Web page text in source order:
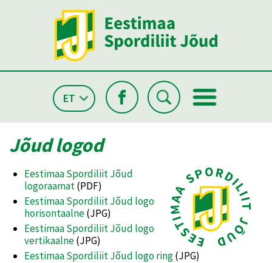
ET
Jõud logod
Eestimaa Spordiliit Jõud
logoraamat(PDF)
Eestimaa Spordiliit Jõud logo
horisontaalne(JPG)
Eestimaa Spordiliit Jõud logo
vertikaalne(JPG)
Eestimaa Spordiliit Jõud logo ring(JPG)